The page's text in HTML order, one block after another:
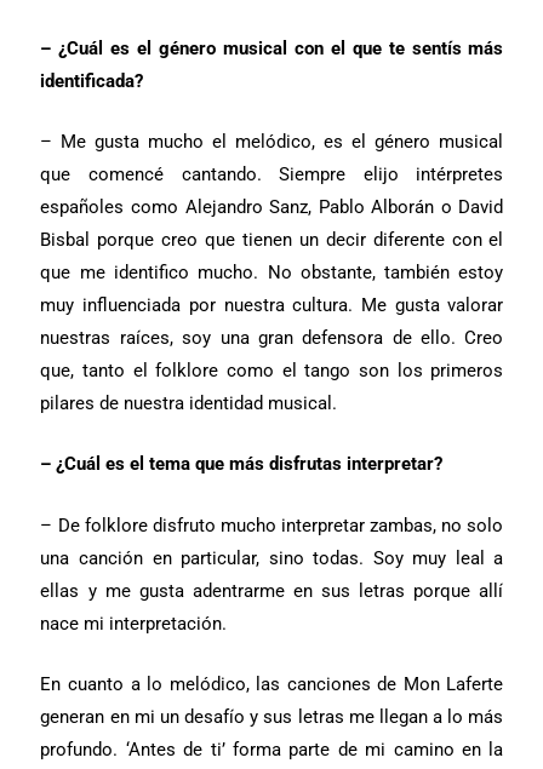
– ¿Cuál es el género musical con el que te sentís más
identificada?
– Me gusta mucho el melódico, es el género musical
que comencé cantando. Siempre elijo intérpretes
españoles como Alejandro Sanz, Pablo Alborán o David
Bisbal porque creo que tienen un decir diferente con el
que me identifico mucho. No obstante, también estoy
muy influenciada por nuestra cultura. Me gusta valorar
nuestras raíces, soy una gran defensora de ello. Creo
que, tanto el folklore como el tango son los primeros
pilares de nuestra identidad musical.
– ¿Cuál es el tema que más disfrutas interpretar?
– De folklore disfruto mucho interpretar zambas, no solo
una canción en particular, sino todas. Soy muy leal a
ellas y me gusta adentrarme en sus letras porque allí
nace mi interpretación.
En cuanto a lo melódico, las canciones de Mon Laferte
generan en mi un desafío y sus letras me llegan a lo más
profundo. ‘Antes de ti’ forma parte de mi camino en la